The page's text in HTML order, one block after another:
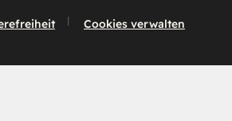
Cookies verwalten